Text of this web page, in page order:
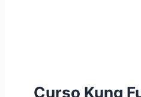
Curso Kung